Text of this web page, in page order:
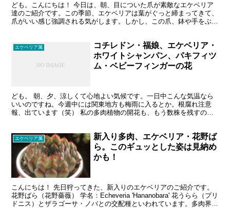
ども。こんにちは！ 今日は、朝、目についた爪が素敵なエケベリア
達のご紹介です。この季節、エケベリアは葉がぐっと締まってきて、
爪がいい感じ強調される気がします。しかし、この爪、鉢や手をぶつ
エケベリア属
コチレドン・福娘、エケベリア・
ホワイトシャンパン、パキフィツ
ム・ベビーフィンガーの花
ども。 朝、夕、涼しくて心地よい気候です。一日中こんな気温なら
いいのですね。今週中には関東地方も梅雨に入るとか。根腐れ注意
報、出ています（笑） 私の多肉植物の開花も、もう数株を残すのみ
エケベリア属
新入り多肉、エケベリア・花野ば
ら。このギュッとした姿は見納め
かも！
こんにちは！ 先日狩ってきた、新入りのエケベリアのご紹介です。
花野ばら（花野薔薇） 学名：Echeveria 'Hananobara' 花うらら（プリ
ドニス）とザラゴーサ・ノバとの交配種といわれています。多肉界で